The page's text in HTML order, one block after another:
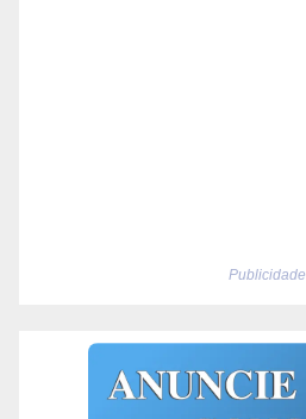
Publicidade